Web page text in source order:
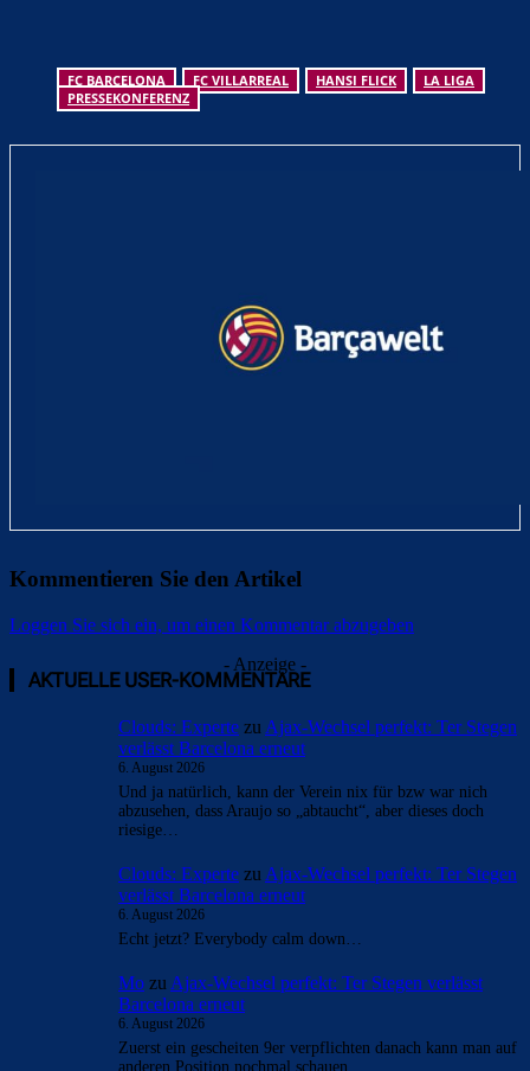
FC BARCELONA FC VILLARREAL HANSI FLICK
LA LIGA
PRESSEKONFERENZ
Kommentieren Sie den Artikel
Loggen Sie sich ein, um einen Kommentar abzugeben
- Anzeige -
AKTUELLE USER-KOMMENTARE
Clouds: Experte zu Ajax-Wechsel perfekt: Ter Stegen
verlässt Barcelona erneut
6. August 2026
Und ja natürlich, kann der Verein nix für bzw war nich
abzusehen, dass Araujo so „abtaucht“, aber dieses doch
riesige…
Clouds: Experte zu Ajax-Wechsel perfekt: Ter Stegen
verlässt Barcelona erneut
6. August 2026
Echt jetzt? Everybody calm down…
Mo zu Ajax-Wechsel perfekt: Ter Stegen verlässt
Barcelona erneut
6. August 2026
Zuerst ein gescheiten 9er verpflichten danach kann man auf
anderen Position nochmal schauen.